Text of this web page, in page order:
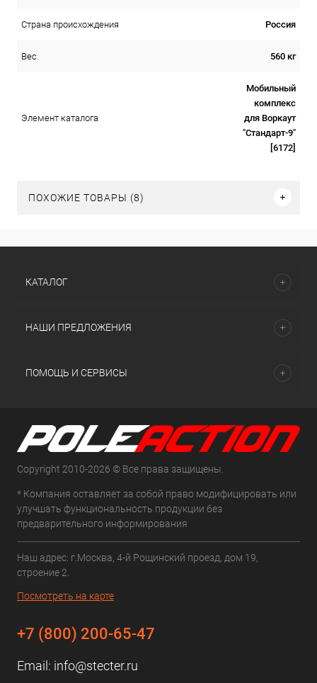
Страна происхождения Россия
Вес 560 кг
Элемент каталога
Мобильный
комплекс
для Воркаут
"Стандарт-9"
[6172]
ПОХОЖИЕ ТОВАРЫ (8)
КАТАЛОГ
НАШИ ПРЕДЛОЖЕНИЯ
ПОМОЩЬ И СЕРВИСЫ
Copyright 2010-2026 © Все права защищены.
* Компания оставляет за собой право модифицировать или
улучшать функциональность продукции без
предварительного информирования
Наш адрес: г.Москва, 4-й Рощинский проезд, дом 19,
строение 2.
Посмотреть на карте
+7 (800) 200-65-47
Email: info@stecter.ru